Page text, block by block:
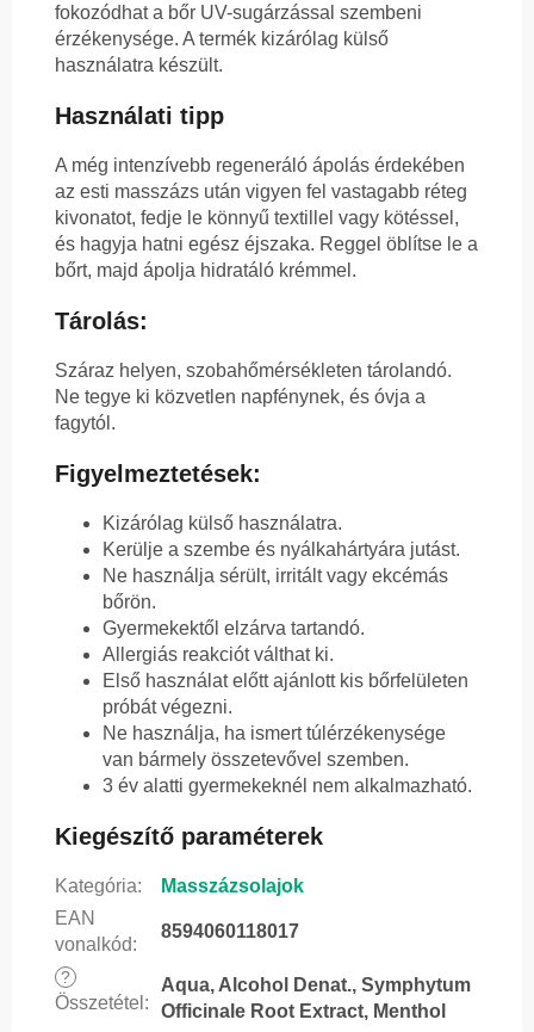
fokozódhat a bőr UV-sugárzással szembeni
érzékenysége. A termék kizárólag külső
használatra készült.
Használati tipp
A még intenzívebb regeneráló ápolás érdekében
az esti masszázs után vigyen fel vastagabb réteg
kivonatot, fedje le könnyű textillel vagy kötéssel,
és hagyja hatni egész éjszaka. Reggel öblítse le a
bőrt, majd ápolja hidratáló krémmel.
Tárolás:
Száraz helyen, szobahőmérsékleten tárolandó.
Ne tegye ki közvetlen napfénynek, és óvja a
fagytól.
Figyelmeztetések:
Kizárólag külső használatra.
Kerülje a szembe és nyálkahártyára jutást.
Ne használja sérült, irritált vagy ekcémás
bőrön.
Gyermekektől elzárva tartandó.
Allergiás reakciót válthat ki.
Első használat előtt ajánlott kis bőrfelületen
próbát végezni.
Ne használja, ha ismert túlérzékenysége
van bármely összetevővel szemben.
3 év alatti gyermekeknél nem alkalmazható.
Kiegészítő paraméterek
Kategória:
Masszázsolajok
EAN
vonalkód:
8594060118017
?
Összetétel :
Aqua, Alcohol Denat., Symphytum
Officinale Root Extract, Menthol